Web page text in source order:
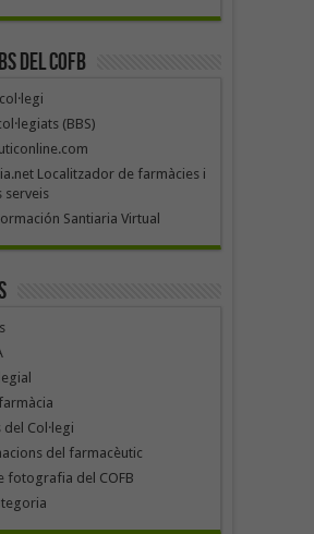
del COFB
(BBS)
Localitzador de farmàcies i
serveis
Santiaria Virtual
Col·legi
del farmacèutic
fotografia del COFB